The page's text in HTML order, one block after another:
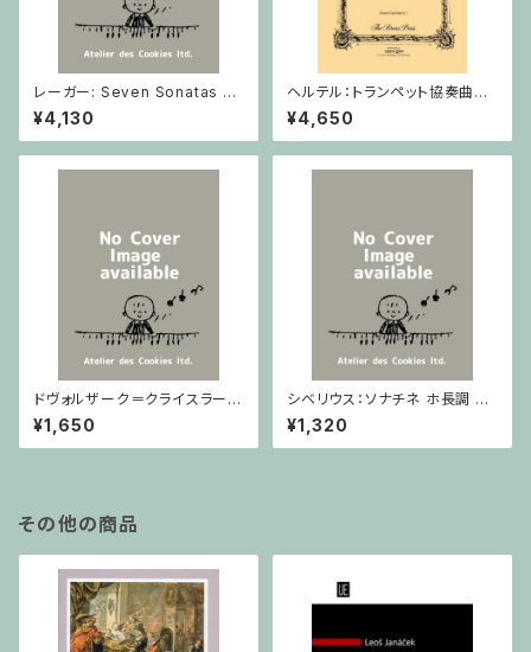
レーガー: Seven Sonatas o
p. 91 Heft 2 / ヴァイオリン
¥4,130
ヘルテル：トランペット協奏曲第1
番 変ホ長調/トランペット・ピア
ノ
¥4,650
ドヴォルザーク＝クライスラー：
スラヴ幻想曲 ロ短調 from Op.
55-4, Op.75 / ヴァイオリンと
ピアノ
¥1,650
シベリウス：ソナチネ ホ長調 O
p.80 / ヴァイオリンとピアノ
¥1,320
その他の商品